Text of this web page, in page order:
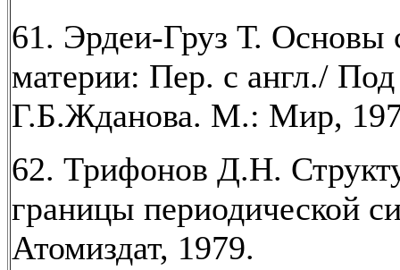
61. Эрдеи-Груз Т. Основы
материи: Пер. с англ./ Под
Г.Б.Жданова. М.: Мир,
62. Трифонов Д.Н.
границы периодической
Атомиздат, 1979.